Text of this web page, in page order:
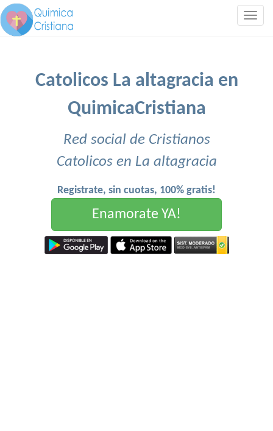
Catolicos La altagracia en
QuimicaCristiana
Red social de Cristianos
Catolicos en La altagracia
Registrate, sin cuotas, 100% gratis!
Enamorate YA!